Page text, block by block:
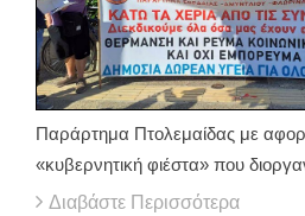
Παράρτημα Πτολεμαίδας με
«κυβερνητική φιέστα» που
Διαβάστε Περισσότερα